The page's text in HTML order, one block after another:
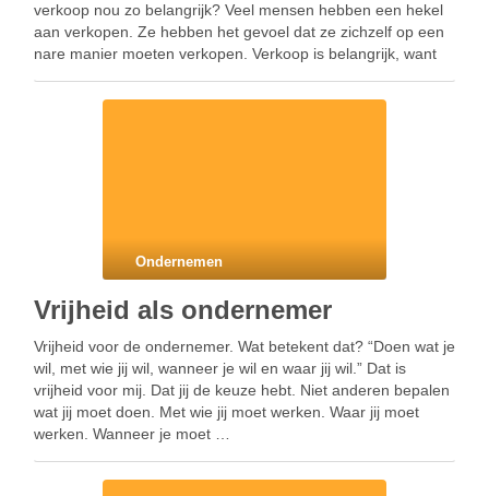
verkoop nou zo belangrijk? Veel mensen hebben een hekel
aan verkopen. Ze hebben het gevoel dat ze zichzelf op een
nare manier moeten verkopen. Verkoop is belangrijk, want
Ondernemen
Vrijheid als ondernemer
Vrijheid voor de ondernemer. Wat betekent dat? “Doen wat je
wil, met wie jij wil, wanneer je wil en waar jij wil.” Dat is
vrijheid voor mij. Dat jij de keuze hebt. Niet anderen bepalen
wat jij moet doen. Met wie jij moet werken. Waar jij moet
werken. Wanneer je moet …